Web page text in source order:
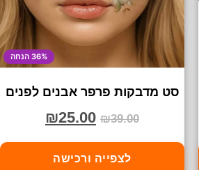
36% הנחה
סט מדבקות פרפר אבנים לפנים
₪39.00
₪25.00
לצפייה ורכישה